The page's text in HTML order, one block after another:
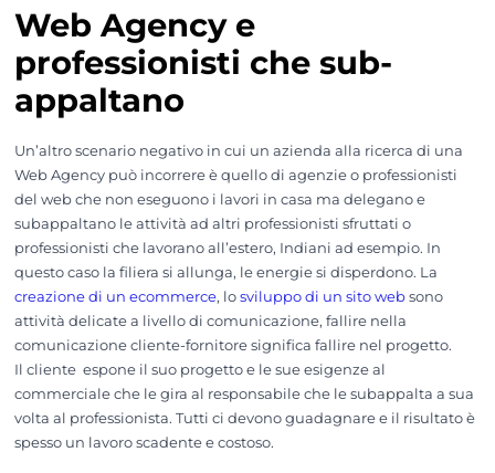
Web Agency e
professionisti che sub-
appaltano
Un’altro scenario negativo in cui un azienda alla ricerca di una
Web Agency può incorrere è quello di agenzie o professionisti
del web che non eseguono i lavori in casa ma delegano e
subappaltano le attività ad altri professionisti sfruttati o
professionisti che lavorano all’estero, Indiani ad esempio. In
questo caso la filiera si allunga, le energie si disperdono. La
creazione di un ecommerce, lo sviluppo di un sito websono
attività delicate a livello di comunicazione, fallire nella
comunicazione cliente-fornitore significa fallire nel progetto.
Il cliente espone il suo progetto e le sue esigenze al
commerciale che le gira al responsabile che le subappalta a sua
volta al professionista. Tutti ci devono guadagnare e il risultato è
spesso un lavoro scadente e costoso.